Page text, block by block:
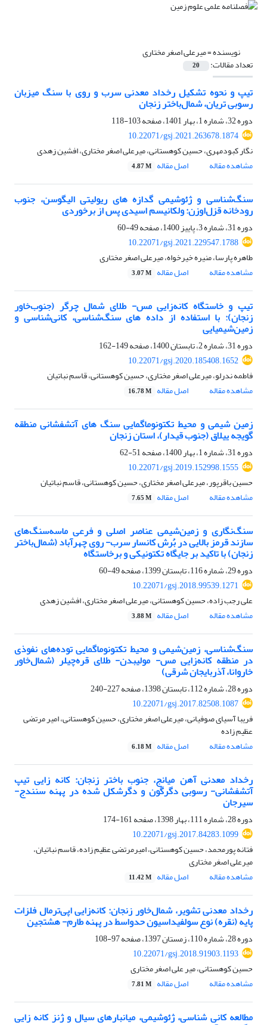
نویسنده =میرعلی اصغر مختاری
تعداد مقالات: 20
تیپ و نحوه تشکیل رخداد معدنی سرب و روی با سنگ میزبان
رسوبی تریان، شمال‌باختر زنجان
دوره 32، شماره 1، بهار 1401، صفحه
103-118
10.22071/gsj.2021.263678.1874
نگار کبودمهری، حسین کوهستانی، میرعلی اصغر مختاری، افشین زهدی
مشاهده مقاله
اصل مقاله 4.87 M
سنگ‌شناسی و ژئوشیمی گدازه های ریولیتی الیگوسن، جنوب
رودخانه قزل‌اوزن: ولکانیسم اسیدی پس از برخوردی
دوره 31، شماره 3، پاییز 1400، صفحه
49-60
10.22071/gsj.2021.229547.1788
طاهره پارسا، منیره خیرخواه، میرعلی اصغر مختاری
مشاهده مقاله
اصل مقاله 3.07 M
تیپ و خاستگاه کانه‌زایی مس- طلای شمال چرگر (جنوب‌خاور
زنجان): با استفاده از داده های سنگ‌شناسی، کانی‌شناسی و
زمین‌شیمیایی
دوره 31، شماره 2، تابستان 1400، صفحه
149-162
10.22071/gsj.2020.185408.1652
فاطمه ندرلو، میرعلی اصغر مختاری، حسین کوهستانی، قاسم نباتیان
مشاهده مقاله
اصل مقاله 16.78 M
زمین شیمی و محیط تکتونوماگمایی سنگ های آتشفشانی منطقه
گویجه ییلاق (جنوب قیدار)، استان زنجان
دوره 31، شماره 1، بهار 1400، صفحه
51-62
10.22071/gsj.2019.152998.1555
حسین باقرپور، میرعلی اصغر مختاری، حسین کوهستانی، قاسم نباتیان
مشاهده مقاله
اصل مقاله 7.65 M
سنگ‌نگاری و زمین‌شیمی عناصر اصلی و فرعی ماسه‌سنگ‌های
سازند قرمز بالایی در بُرش کانسار سرب- روی چهرآباد (شمال‌باختر
زنجان) با تاکید بر جایگاه تکتونیکی و برخاستگاه
دوره 29، شماره 116، تابستان 1399، صفحه
49-60
10.22071/gsj.2018.99539.1271
علی رجب زاده، حسین کوهستانی، میرعلی اصغر مختاری، افشین زهدی
مشاهده مقاله
اصل مقاله 3.88 M
سنگ‌شناسی، زمین‌شیمی و محیط تکتونوماگمایی توده‌های نفوذی
در منطقه کانه‌زایی مس- مولیبدن- طلای قره‌چیلر (شمال‌خاور
خاروانا، آذربایجان شرقی)
دوره 28، شماره 112، تابستان 1398، صفحه
227-240
10.22071/gsj.2017.82508.1087
فریبا آسیای صوفیانی، میرعلی اصغر مختاری، حسین کوهستانی، امیر مرتضی
عظیم زاده
مشاهده مقاله
اصل مقاله 6.18 M
رخداد معدنی آهن میانج، جنوب باختر زنجان: کانه زایی تیپ
آتشفشانی- رسوبی دگرگون و دگرشکل شده در پهنه سنندج-
سیرجان
دوره 28، شماره 111، بهار 1398، صفحه
161-174
10.22071/gsj.2017.84283.1099
فتانه پورمحمد، حسین کوهستانی، امیرمرتضی عظیم زاده، قاسم نباتیان،
میرعلی اصغر مختاری
مشاهده مقاله
اصل مقاله 11.42 M
رخداد معدنی تشویر، شمال‌خاور زنجان: کانه‌زایی اپی‌ترمال فلزات
پایه (نقره) نوع سولفیداسیون حدواسط در پهنه طارم- هشتجین
دوره 28، شماره 110، زمستان 1397، صفحه
97-108
10.22071/gsj.2018.91903.1193
حسین کوهستانی، میر علی اصغر مختاری
مشاهده مقاله
اصل مقاله 7.81 M
مطالعه کانی شناسی، ژئوشیمی، میانبارهای سیال و ژنز کانه زایی